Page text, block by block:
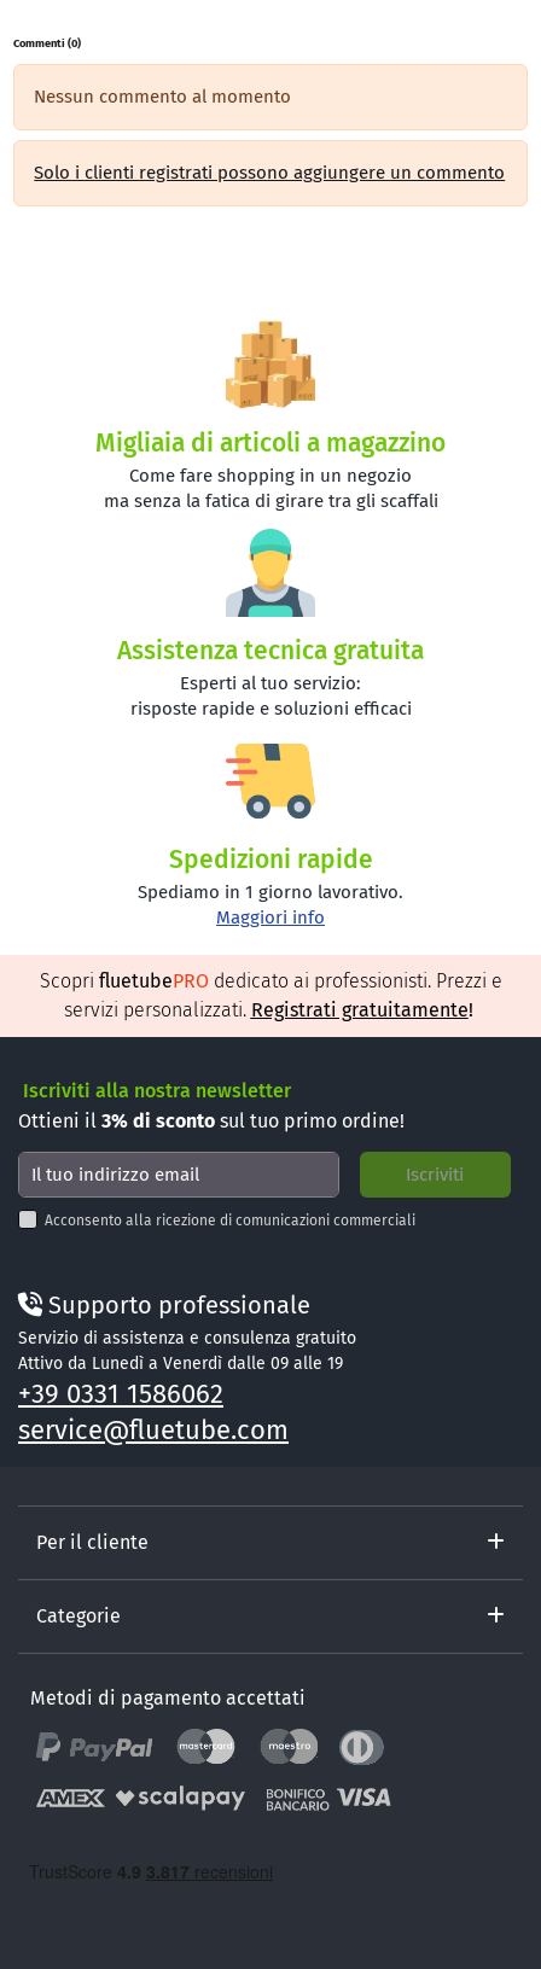
Commenti (0)
Nessun commento al momento
Solo i clienti registrati possono aggiungere un commento
Migliaia di articoli a magazzino
Come fare shopping in un negozio
ma senza la fatica di girare tra gli scaffali
Assistenza tecnica gratuita
Esperti al tuo servizio:
risposte rapide e soluzioni efficaci
Spedizioni rapide
Spediamo in 1 giorno lavorativo.
Maggiori info
Scopri fluetubePRO dedicato ai professionisti. Prezzi e
servizi personalizzati. Registrati gratuitamente!
Iscriviti alla nostra newsletter
Ottieni il 3% di sconto sul tuo primo ordine!
Acconsento alla ricezione di comunicazioni commerciali
Supporto professionale
Servizio di assistenza e consulenza gratuito
Attivo da Lunedì a Venerdì dalle 09 alle 19
+39 0331 1586062
service@fluetube.com
Per il cliente
Categorie
Metodi di pagamento accettati